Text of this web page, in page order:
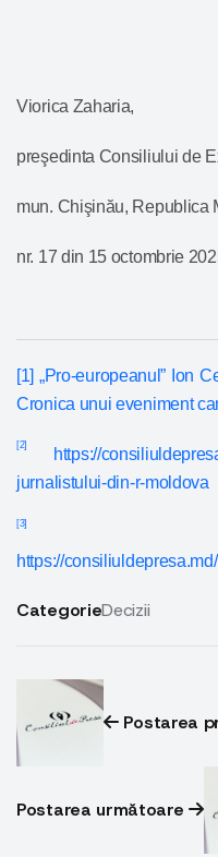
Viorica Zaharia,
preşedinta Consiliului de
mun. Chişinău, Republica
nr. 17 din 15 octombrie
[1] „Pro-europeanul” Ion
Cronica unui eveniment
[2]
https://
jurnalistului-din-r-moldova
[3]
https://
CategorieDecizii
Postarea
Postarea următoare